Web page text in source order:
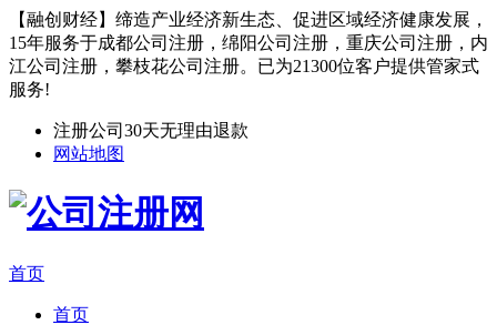
【融创财经】缔造产业经济新生态、促进区域经济健康发展，
15年服务于成都公司注册，绵阳公司注册，重庆公司注册，内
江公司注册，攀枝花公司注册。已为21300位客户提供管家式
服务!
注册公司30天无理由退款
网站地图
首页
首页